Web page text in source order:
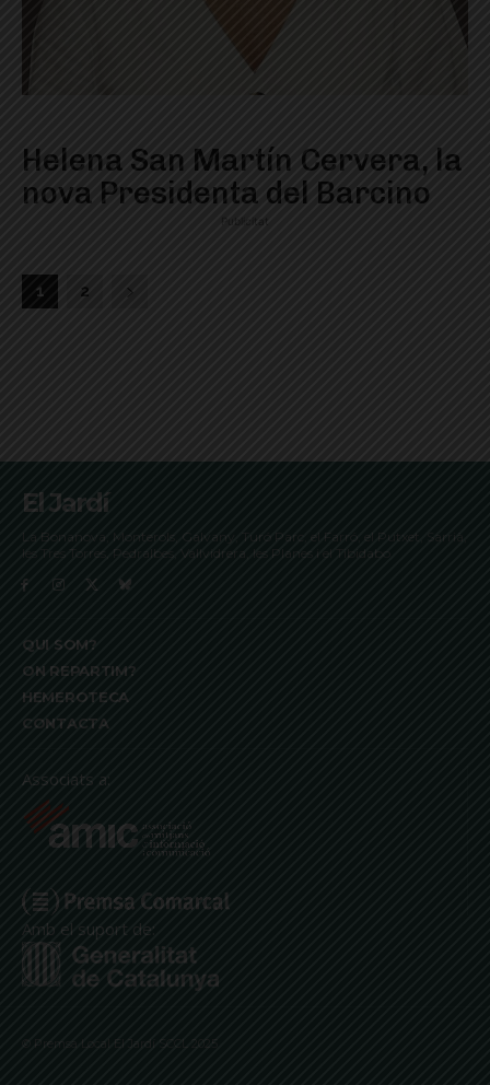
Helena San Martín Cervera, la
nova Presidenta del Barcino
Publicitat
1 2
El Jardí
La Bonanova, Monterols, Galvany, Turó Parc, el Farró, el Putxet, Sarrià,
les Tres Torres, Pedralbes, Vallvidrera, les Planes i el Tibidabo
QUI SOM?
ON REPARTIM?
HEMEROTECA
CONTACTA
Associats a:
Amb el suport de:
© Premsa Local El Jardí SCCL 2025